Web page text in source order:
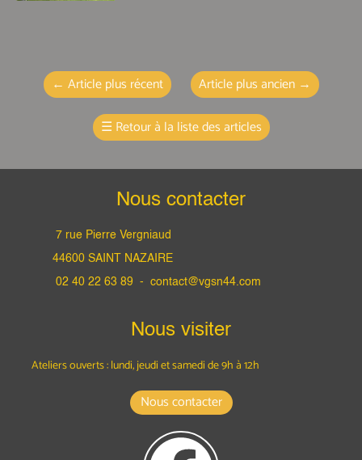
← Article plus récent Article plus ancien→
☰ Retour à la liste des articles
Nous contacter
7 rue Pierre Vergniaud
44600 SAINT NAZAIRE
02 40 22 63 89 - contact@vgsn44.com
Nous visiter
Ateliers ouverts : lundi, jeudi et samedide 9h à 12h
Nous contacter